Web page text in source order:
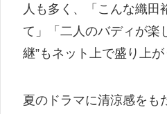
人も多く、「こんな織田
て」「二人のバディが楽
継”もネット上で盛り上が
夏のドラマに清涼感をも